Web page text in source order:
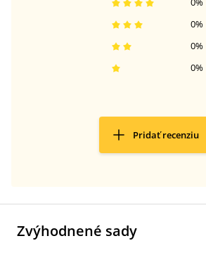
0%
0%
0%
Pridať recenziu
Zvýhodnené sady